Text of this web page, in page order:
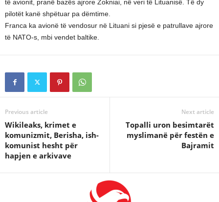
të avionit, pranë bazës ajrore Zokniai, në veri të Lituanisë. Të dy
pilotët kanë shpëtuar pa dëmtime.
Franca ka avionë të vendosur në Lituani si pjesë e patrullave ajrore
të NATO-s, mbi vendet baltike.
Previous article
Wikileaks, krimet e
komunizmit, Berisha, ish-
komunist hesht për
hapjen e arkivave
Next article
Topalli uron besimtarët
myslimanë për festën e
Bajramit